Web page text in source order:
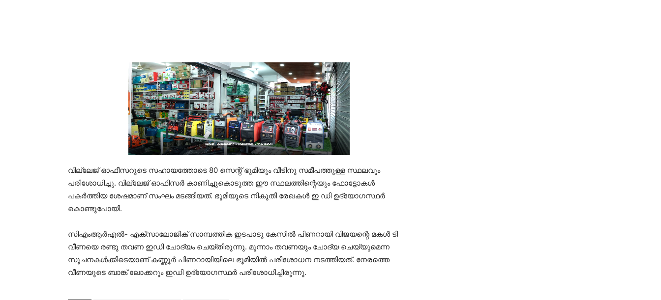
വില്ലേജ് ഓഫീസറുടെ സഹായത്തോടെ 80 സെന്റ് ഭൂമിയും വീടിനു സമീപത്തുള്ള സ്ഥലവും
പരിശോധിച്ചു. വില്ലേജ് ഓഫിസര്‍ കാണിച്ചുകൊടുത്ത ഈ സ്ഥലത്തിന്റെയും ഫോട്ടോകള്‍
പകര്‍ത്തിയ ശേഷമാണ് സംഘം മടങ്ങിയത്. ഭൂമിയുടെ നികുതി രേഖകള്‍ ഇ ഡി ഉദ്യോഗസ്ഥര്‍
കൊണ്ടുപോയി.
സിഎംആര്‍എല്‍- എക്‌സാലോജിക് സാമ്പത്തിക ഇടപാടു കേസില്‍ പിണറായി വിജയന്റെ മകള്‍ ടി
വീണയെ രണ്ടു തവണ ഇഡി ചോദ്യം ചെയ്തിരുന്നു. മൂന്നാം തവണയും ചോദ്യ ചെയ്യുമെന്ന
സൂചനകള്‍ക്കിടെയാണ് കണ്ണൂര്‍ പിണറായിയിലെ ഭൂമിയില്‍ പരിശോധന നടത്തിയത്. നേരത്തെ
വീണയുടെ ബാങ്ക് ലോക്കറും ഇഡി ഉദ്യോഗസ്ഥര്‍ പരിശോധിച്ചിരുന്നു.